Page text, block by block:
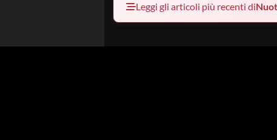
Leggi gli articoli più recenti di